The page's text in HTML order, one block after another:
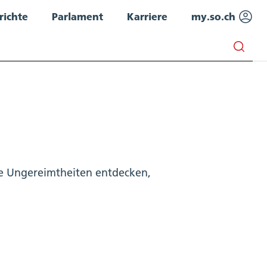
Parlament Karriere my.so.ch
Ungereimtheiten entdecken,